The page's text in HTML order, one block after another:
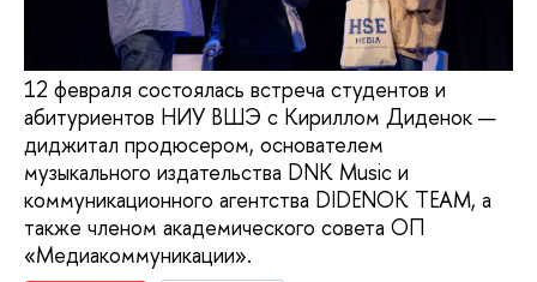
12 февраля состоялась встреча студентов и
абитуриентов НИУ ВШЭ с Кириллом Диденок —
диджитал продюсером, основателем
музыкального издательства DNK Music и
коммуникационного агентства DIDENOK TEAM, а
также членом академического совета ОП
«Медиакоммуникации».